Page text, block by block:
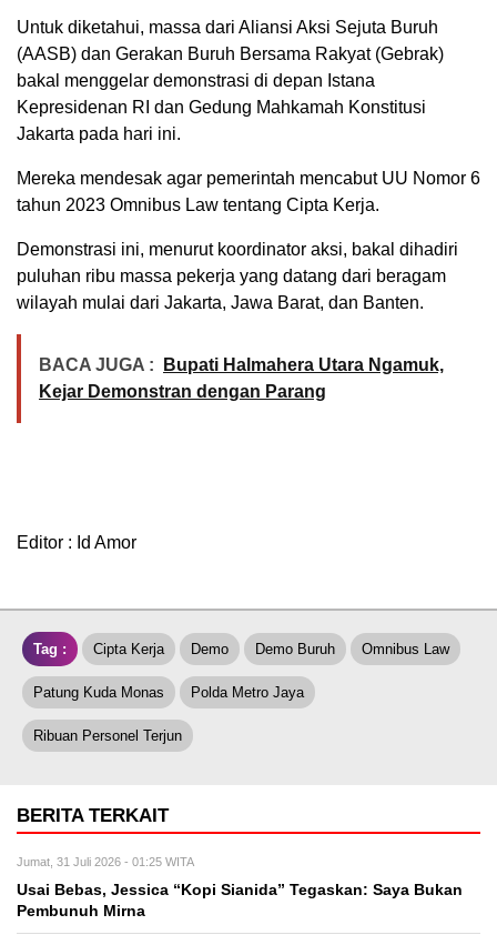
Untuk diketahui, massa dari Aliansi Aksi Sejuta Buruh
(AASB) dan Gerakan Buruh Bersama Rakyat (Gebrak)
bakal menggelar demonstrasi di depan Istana
Kepresidenan RI dan Gedung Mahkamah Konstitusi
Jakarta pada hari ini.
Mereka mendesak agar pemerintah mencabut UU Nomor 6
tahun 2023 Omnibus Law tentang Cipta Kerja.
Demonstrasi ini, menurut koordinator aksi, bakal dihadiri
puluhan ribu massa pekerja yang datang dari beragam
wilayah mulai dari Jakarta, Jawa Barat, dan Banten.
BACA JUGA :
Bupati Halmahera Utara Ngamuk,
Kejar Demonstran dengan Parang
Editor : Id Amor
Tag : Cipta Kerja Demo Demo Buruh Omnibus Law
Patung Kuda Monas Polda Metro Jaya
Ribuan Personel Terjun
BERITA TERKAIT
Jumat, 31 Juli 2026 - 01:25 WITA
Usai Bebas, Jessica “Kopi Sianida” Tegaskan: Saya Bukan
Pembunuh Mirna